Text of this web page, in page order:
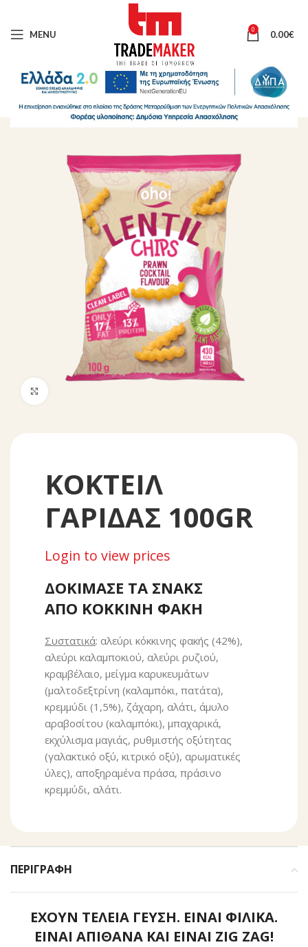
MENU 0 0.00€
ΚΟΚΤΕΙΛ
ΓΑΡΙΔΑΣ 100GR
Login to view prices
ΔΟΚΙΜΑΣΕ ΤΑ ΣΝΑΚΣ
ΑΠΟ ΚΟΚΚΙΝΗ ΦΑΚΗ
Συστατικά: αλεύρι κόκκινης φακής (42%),
αλεύρι καλαμποκιού, αλεύρι ρυζιού,
κραμβέλαιο, μείγμα καρυκευμάτων
(μαλτοδεξτρίνη (καλαμπόκι, πατάτα),
κρεμμύδι (1,5%), ζάχαρη, αλάτι, άμυλο
αραβοσίτου (καλαμπόκι), μπαχαρικά,
εκχύλισμα μαγιάς, ρυθμιστής οξύτητας
(γαλακτικό οξύ, κιτρικό οξύ), αρωματικές
ύλες), αποξηραμένα πράσα, πράσινο
κρεμμύδι, αλάτι.
ΠΕΡΙΓΡΑΦΉ
ΕΧΟΥΝ ΤΕΛΕΙΑ ΓΕΥΣΗ. ΕΙΝΑΙ ΦΙΛΙΚΑ.
ΕΙΝΑΙ ΑΠΙΘΑΝΑ ΚΑΙ ΕΙΝΑΙ ZIG ZAG!